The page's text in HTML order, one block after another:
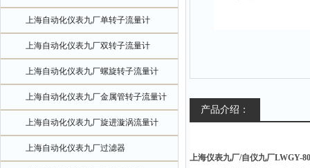
上海自动化仪表九厂单转子流量计
上海自动化仪表九厂双转子流量计
上海自动化仪表九厂螺旋转子流量计
上海自动化仪表九厂金属管转子流量计
上海自动化仪表九厂旋进漩涡流量计
上海自动化仪表九厂过滤器
产品介绍：
上海仪表九厂/自仪九厂LWGY-